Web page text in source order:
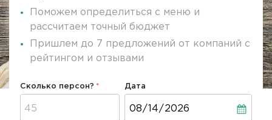
Поможем определиться с меню и
рассчитаем точный бюджет
Пришлем до 7 предложений от компаний с
рейтингом и отзывами
Сколько персон? Дата